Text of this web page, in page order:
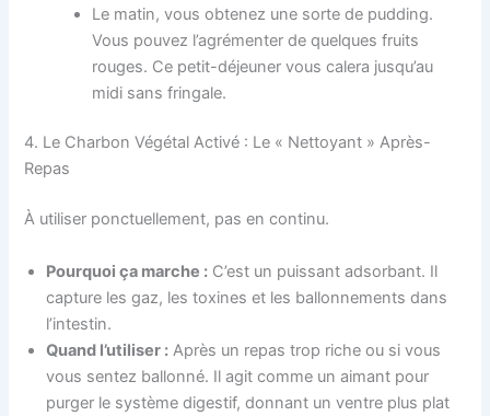
Le matin, vous obtenez une sorte de pudding.
Vous pouvez l’agrémenter de quelques fruits
rouges. Ce petit-déjeuner vous calera jusqu’au
midi sans fringale.
4. Le Charbon Végétal Activé : Le « Nettoyant » Après-
Repas
À utiliser ponctuellement, pas en continu.
Pourquoi ça marche : C’est un puissant adsorbant. Il
capture les gaz, les toxines et les ballonnements dans
l’intestin.
Quand l’utiliser : Après un repas trop riche ou si vous
vous sentez ballonné. Il agit comme un aimant pour
purger le système digestif, donnant un ventre plus plat